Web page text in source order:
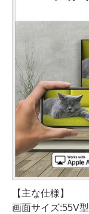
【主な仕様】
画面サイズ:55V型